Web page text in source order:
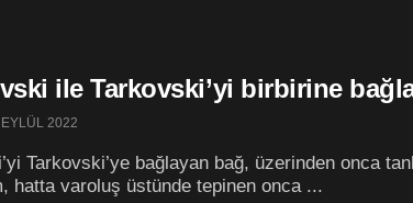
ile Tarkovski’yi birbirine
2022
Tarkovski’ye bağlayan bağ, üzerinden onca
hatta varoluş üstünde tepinen onca ...